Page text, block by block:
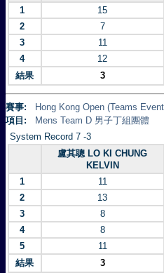
1 15
2
7
3
11
4
12
結果
3
賽事:
Hong Kong Open (Teams
項目:
Mens Team D 男子丁組團體
System Record 7 -3
盧其聰 LO KI CHUNG
KELVIN
1 11
2
13
3
8
4
8
5
11
結果
3